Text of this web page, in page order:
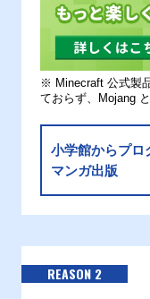
※ Minecraft 公式製
ておらず、Mojang
小学館からプロ
マンガ出版
REASON 2